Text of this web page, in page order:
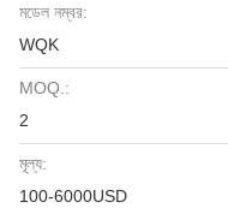
মডেল নম্বর:
WQK
MOQ.:
2
মূল্য:
100-6000USD